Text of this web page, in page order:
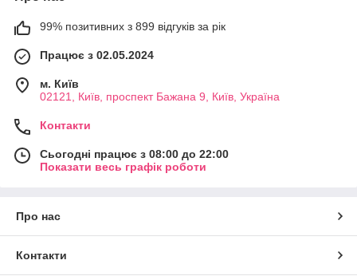
99% позитивних з 899 відгуків за рік
Працює з 02.05.2024
м. Київ
02121, Київ, проспект Бажана 9, Київ, Україна
Контакти
Сьогодні працює з 08:00 до 22:00
Показати весь графік роботи
Про нас
Контакти